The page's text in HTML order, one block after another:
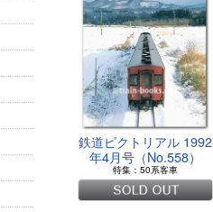
鉄道ピクトリアル 1992
年4月号（No.558）
特集：50系客車